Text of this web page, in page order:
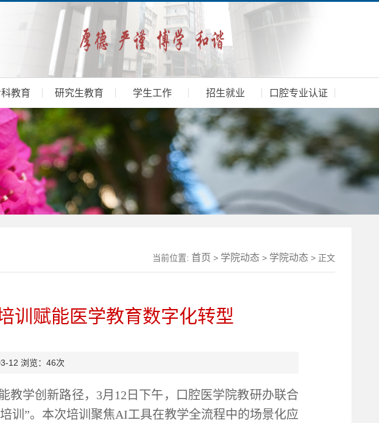
教育 研究生教育 学生工作 招生就业 口腔专业认证
当前位置: 首页 > 学院动态 > 学院动态 > 正文
训赋能医学教育数字化转型
12 浏览： 46次
学创新路径，3月12日下午，口腔医学院教研办联合
训”。本次培训聚焦AI工具在教学全流程中的场景化应